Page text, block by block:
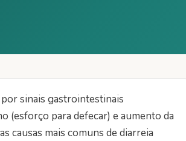
sinais gastrointestinais
(esforço para defecar) e aumento da
causas mais comuns de diarreia